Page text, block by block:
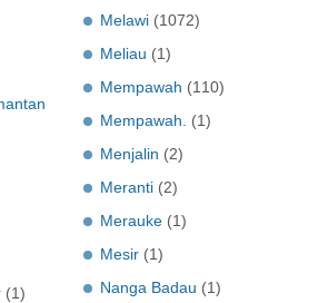
(1)
Melawi (1072)
Meliau (1)
Mempawah (110)
Mempawah.
(1)
Menjalin (2)
Meranti (2)
Merauke (1)
Mesir (1)
Nanga Badau (1)